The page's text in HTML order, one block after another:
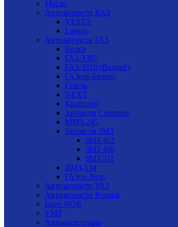
Масло
Автозапчасти ВАЗ
VESTA
Largus
Автозапчасти ГАЗ
Волга
ГАЗ-3307
ГАЗ-3310 (Валдай)
ГАЗель-Бизнес
Газель
NEXT
Крайслер
Запчасти Cummins
ММЗ-245
Запчасти ЗМЗ
ЗМЗ 402
ЗМЗ 406
ЗМЗ 511
ЯМЗ-534
ГАЗон Next
Автозапчасти УАЗ
Автозапчасти Renault
Isuzu NQR
УМЗ
Автоаксессуары